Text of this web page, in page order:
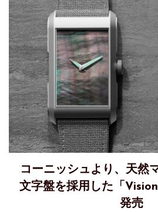
コーニッシュより、天然
文字盤を採用した「
発売